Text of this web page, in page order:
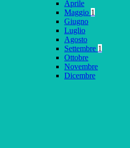
Aprile
Maggio 1
Giugno
Luglio
Agosto
Settembre 1
Ottobre
Novembre
Dicembre